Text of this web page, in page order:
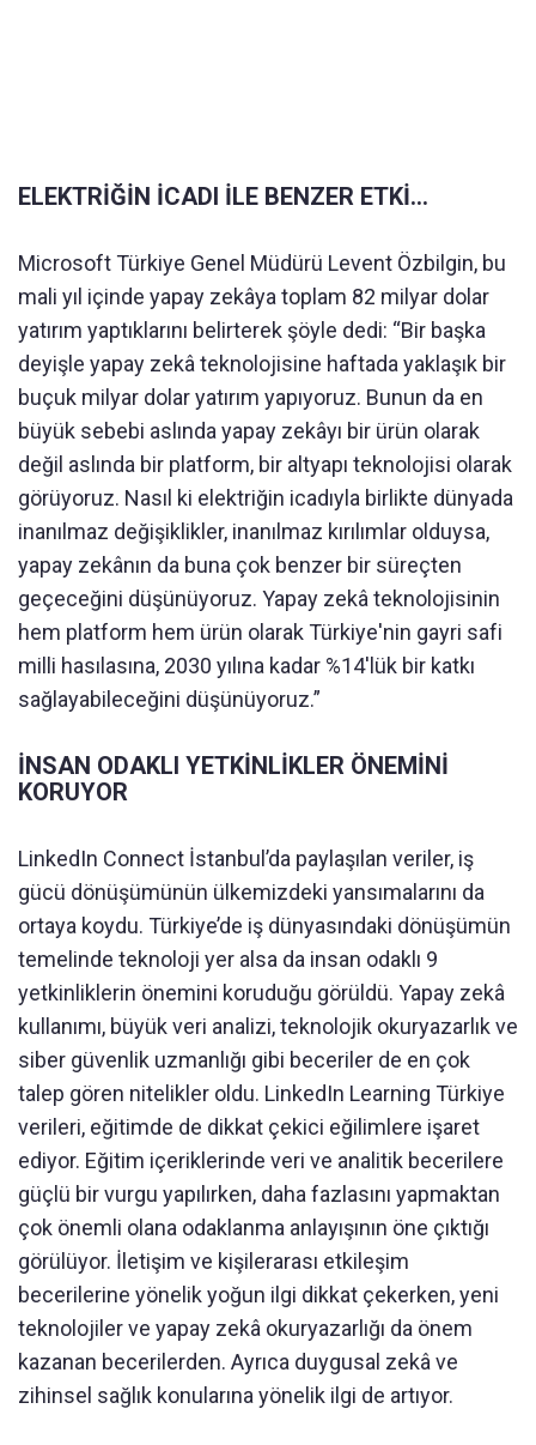
ELEKTRİĞİN İCADI İLE BENZER ETKİ...
Microsoft Türkiye Genel Müdürü Levent Özbilgin, bu
mali yıl içinde yapay zekâya toplam 82 milyar dolar
yatırım yaptıklarını belirterek şöyle dedi: “Bir başka
deyişle yapay zekâ teknolojisine haftada yaklaşık bir
buçuk milyar dolar yatırım yapıyoruz. Bunun da en
büyük sebebi aslında yapay zekâyı bir ürün olarak
değil aslında bir platform, bir altyapı teknolojisi olarak
görüyoruz. Nasıl ki elektriğin icadıyla birlikte dünyada
inanılmaz değişiklikler, inanılmaz kırılımlar olduysa,
yapay zekânın da buna çok benzer bir süreçten
geçeceğini düşünüyoruz. Yapay zekâ teknolojisinin
hem platform hem ürün olarak Türkiye'nin gayri safi
milli hasılasına, 2030 yılına kadar %14'lük bir katkı
sağlayabileceğini düşünüyoruz.”
İNSAN ODAKLI YETKİNLİKLER ÖNEMİNİ
KORUYOR
LinkedIn Connect İstanbul’da paylaşılan veriler, iş
gücü dönüşümünün ülkemizdeki yansımalarını da
ortaya koydu. Türkiye’de iş dünyasındaki dönüşümün
temelinde teknoloji yer alsa da insan odaklı 9
yetkinliklerin önemini koruduğu görüldü. Yapay zekâ
kullanımı, büyük veri analizi, teknolojik okuryazarlık ve
siber güvenlik uzmanlığı gibi beceriler de en çok
talep gören nitelikler oldu. LinkedIn Learning Türkiye
verileri, eğitimde de dikkat çekici eğilimlere işaret
ediyor. Eğitim içeriklerinde veri ve analitik becerilere
güçlü bir vurgu yapılırken, daha fazlasını yapmaktan
çok önemli olana odaklanma anlayışının öne çıktığı
görülüyor. İletişim ve kişilerarası etkileşim
becerilerine yönelik yoğun ilgi dikkat çekerken, yeni
teknolojiler ve yapay zekâ okuryazarlığı da önem
kazanan becerilerden. Ayrıca duygusal zekâ ve
zihinsel sağlık konularına yönelik ilgi de artıyor.